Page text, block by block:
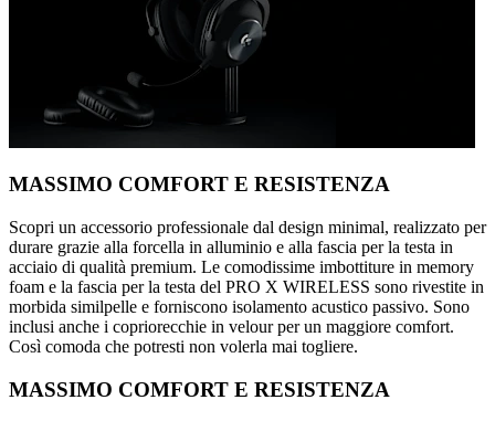
MASSIMO COMFORT E RESISTENZA
Scopri un accessorio professionale dal design minimal, realizzato per
durare grazie alla forcella in alluminio e alla fascia per la testa in
acciaio di qualità premium. Le comodissime imbottiture in memory
foam e la fascia per la testa del PRO X WIRELESS sono rivestite in
morbida similpelle e forniscono isolamento acustico passivo. Sono
inclusi anche i copriorecchie in velour per un maggiore comfort.
Così comoda che potresti non volerla mai togliere.
MASSIMO COMFORT E RESISTENZA